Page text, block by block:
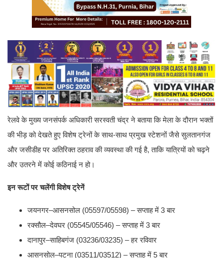
रेलवे के मुख्य जनसंपर्क अधिकारी सरस्वती चंद्र ने बताया कि मेला के दौरान भक्तों
की भीड़ को देखते हुए विशेष ट्रेनों के साथ-साथ प्रमुख स्टेशनों जैसे सुलतानगंज
और जसीडीह पर अतिरिक्त ठहराव की व्यवस्था की गई है, ताकि यात्रियों को चढ़ने
और उतरने में कोई कठिनाई न हो।
इन रूटों पर चलेंगी विशेष ट्रेनें
जयनगर–आसनसोल (05597/05598) – सप्ताह में 3 बार
रक्सौल–देवघर (05545/05546) – सप्ताह में 3 बार
दानापुर–साहिबगंज (03236/03235) – हर रविवार
आसनसोल–पटना (03511/03512) – सप्ताह में 5 बार